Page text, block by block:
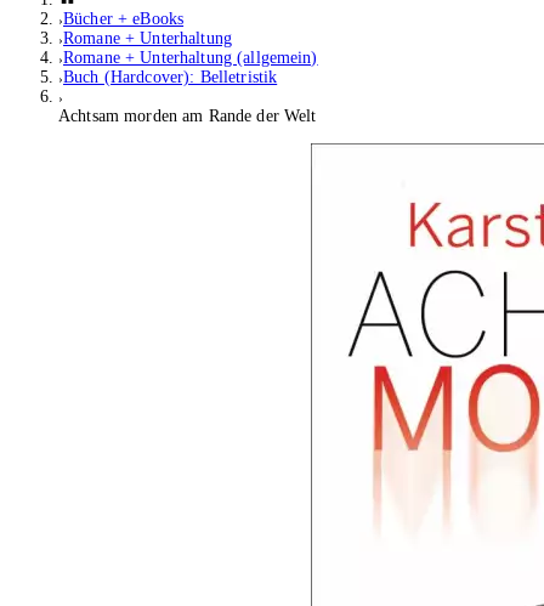
Bücher + eBooks
Romane + Unterhaltung
Romane + Unterhaltung (allgemein)
Buch (Hardcover): Belletristik
Achtsam morden am Rande der Welt